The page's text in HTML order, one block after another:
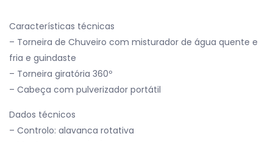
Características técnicas
– Torneira de Chuveiro com misturador de água quente e
fria e guindaste
– Torneira giratória 360º
– Cabeça com pulverizador portátil
Dados técnicos
– Controlo: alavanca rotativa